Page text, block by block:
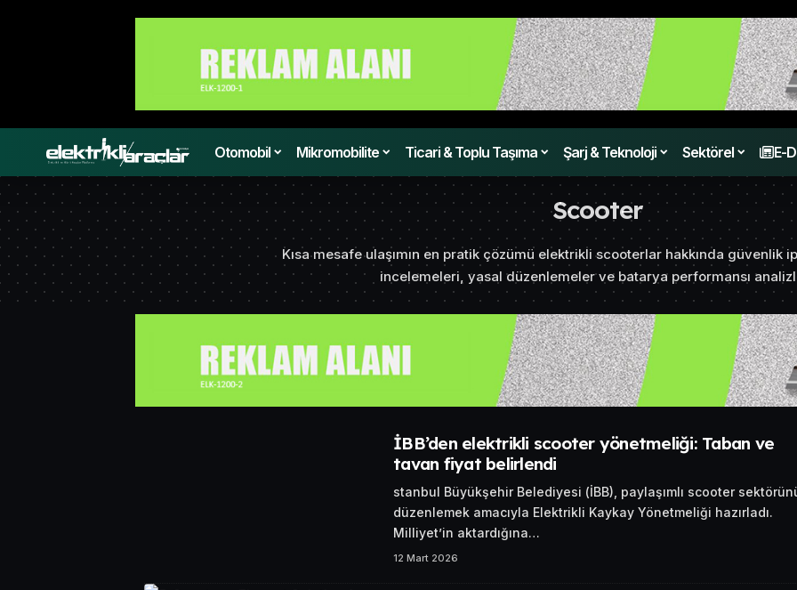
Otomobil Mikromobilite Ticari & Toplu Taşıma Şarj & Teknoloji Sektörel E-
Scooter
Kısa mesafe ulaşımın en pratik çözümü elektrikli scooterlar hakkında güvenlik
incelemeleri, yasal düzenlemeler ve batarya performansı
İBB’den elektrikli scooter yönetmeliği: Taban ve
tavan fiyat belirlendi
stanbul Büyükşehir Belediyesi (İBB), paylaşımlı scooter
düzenlemek amacıyla Elektrikli Kaykay Yönetmeliği hazırladı.
Milliyet’in aktardığına…
12 Mart 2026